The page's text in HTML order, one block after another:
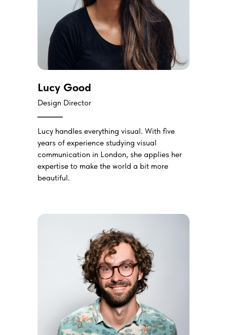
Lucy Good
Design Director
Lucy handles everything visual. With five
years of experience studying visual
communication in London, she applies her
expertise to make the world a bit more
beautiful.